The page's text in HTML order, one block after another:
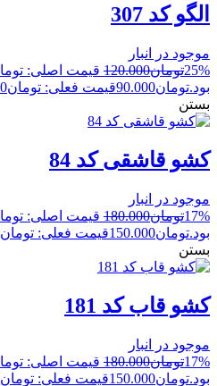
الگو کد 307
موجود در انبار
25%تومان120.000
بود.تومان90.000قیمت فعلی: تومان90.000.
بستن
کشو قاشقی کد 84
موجود در انبار
17%تومان180.000
بود.تومان150.000قیمت فعلی: تومان150.000.
بستن
کشو قاب کد 181
موجود در انبار
17%تومان180.000
بود.تومان150.000قیمت فعلی: تومان150.000.